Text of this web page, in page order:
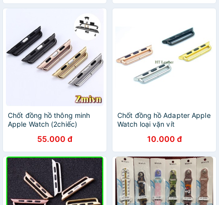
Chốt đồng hồ thông minh
Apple Watch (2chiếc)
55.000 đ
Chốt đồng hồ Adapter Apple
Watch loại vặn vít
10.000 đ